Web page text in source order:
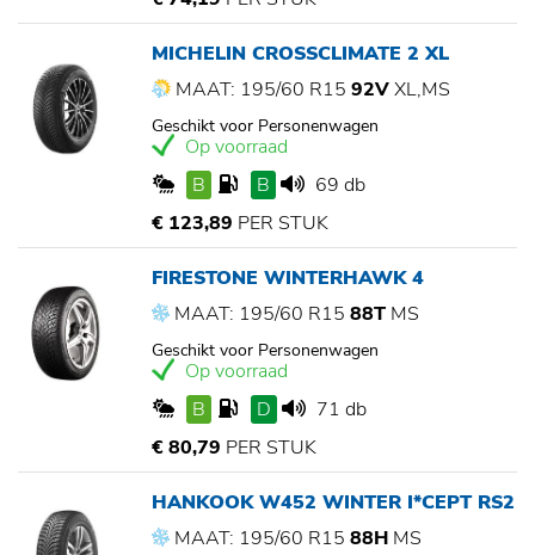
MICHELIN CROSSCLIMATE 2 XL
MAAT: 195/60 R15 92VXL,MS
Geschikt voor Personenwagen
Op voorraad
B
B
69 db
€ 123,89 PER STUK
FIRESTONE WINTERHAWK 4
MAAT: 195/60 R15 88T MS
Geschikt voor Personenwagen
Op voorraad
B
D
71 db
€ 80,79 PER STUK
HANKOOK W452 WINTER I*CEPT RS2
MAAT: 195/60 R15 88H MS